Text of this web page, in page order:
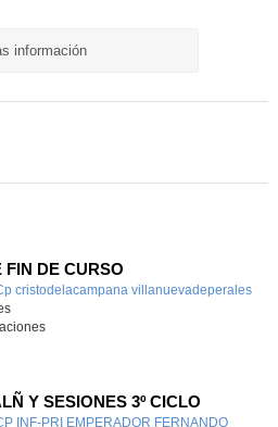
información
FIN DE CURSO
cristodelacampana villanuevadeperales-
Y SESIONES 3º CICLO
INF-PRI EMPERADOR FERNANDO-